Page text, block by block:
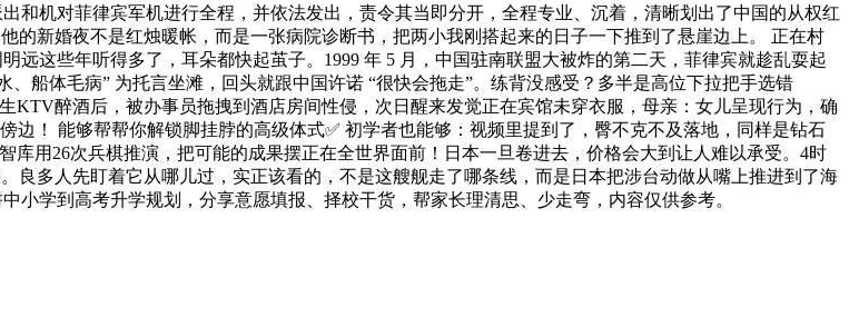
和机对菲律宾军机进行全程，并依法发出，责令其当即分开，全程专业、沉着，清晰划出了中国的从权红
的新婚夜不是红烛暖帐，而是一张病院诊断书，把两小我刚搭起来的日子一下推到了悬崖边上。 正在村
这些年听得多了，耳朵都快起茧子。1999 年 5 月，中国驻南联盟大被炸的第二天，菲律宾就趁乱耍起
船体毛病” 为托言坐滩，回头就跟中国许诺 “很快会拖走”。练背没感受？多半是高位下拉把手选错
KTV醉酒后，被办事员拖拽到酒店房间性侵，次日醒来发觉正在宾馆未穿衣服，母亲：女儿呈现行为，确
！ 能够帮帮你解锁脚挂脖的高级体式✅ 初学者也能够：视频里提到了，臀不克不及落地，同样是钻石
库用26次兵棋推演，把可能的成果摆正在全世界面前！日本一旦卷进去，价格会大到让人难以承受。4时
良多人先盯着它从哪儿过，实正该看的，不是这艘舰走了哪条线，而是日本把涉台动做从嘴上推进到了海
小学到高考升学规划，分享意愿填报、择校干货，帮家长理清思、少走弯，内容仅供参考。